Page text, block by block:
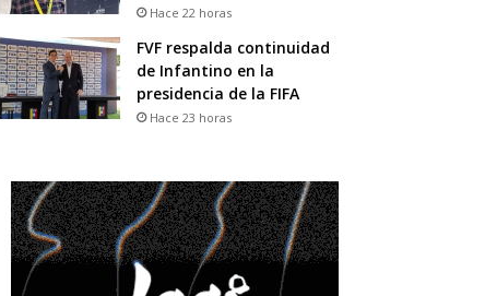
Hace 22 horas
FVF respalda continuidad
de Infantino en la
presidencia de la FIFA
Hace 23 horas